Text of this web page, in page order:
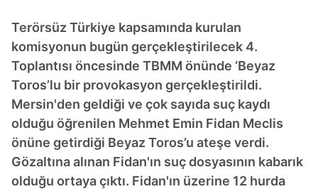
Terörsüz Türkiye kapsamında kurulan
komisyonun bugün gerçekleştirilecek 4.
Toplantısı öncesinde TBMM önünde ‘Beyaz
Toros’lu bir provokasyon gerçekleştirildi.
Mersin'den geldiği ve çok sayıda suç kaydı
olduğu öğrenilen Mehmet Emin Fidan Meclis
önüne getirdiği Beyaz Toros’u ateşe verdi.
Gözaltına alınan Fidan'ın suç dosyasının kabarık
olduğu ortaya çıktı. Fidan'ın üzerine 12 hurda